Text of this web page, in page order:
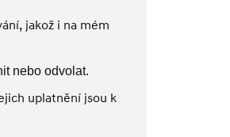
jakož i na mém
nebo odvolat.
uplatnění jsou k